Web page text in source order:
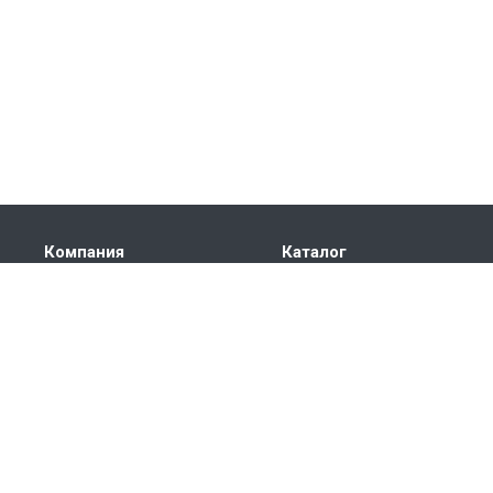
Компания Каталог